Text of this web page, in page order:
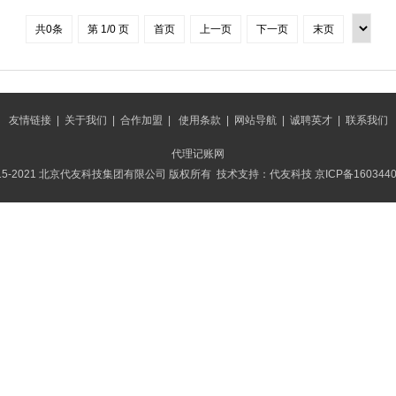
共0条 第 1/0 页 首页 上一页 下一页 末页
友情链接| 关于我们 合作加盟 使用条款 网站导航| 诚聘英才| 联系我们
代理记账网
2021 北京代友科技集团有限公司 版权所有 技术支持：代友科技 京ICP备